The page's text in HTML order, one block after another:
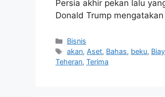
Persia akhir pekan lalu
Donald Trump
Kategori
Bisnis
Tag
akan,Aset, Bahas, beku,
Teheran, Terima